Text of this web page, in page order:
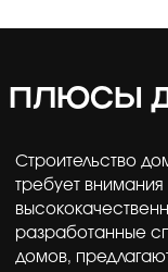
ПЛЮСЫ
Строительство
требует
разработанные
домов,